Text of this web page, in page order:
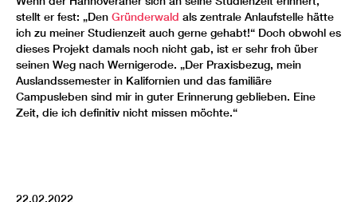
stellt er fest: „Den Gründerwald als zentrale Anlaufstelle hätte
ich zu meiner Studienzeit auch gerne gehabt!“ Doch obwohl es
dieses Projekt damals noch nicht gab, ist er sehr froh über
seinen Weg nach Wernigerode. „Der Praxisbezug, mein
Auslandssemester in Kalifornien und das familiäre
Campusleben sind mir in guter Erinnerung geblieben. Eine
Zeit, die ich definitiv nicht missen möchte.“
22.02.2022